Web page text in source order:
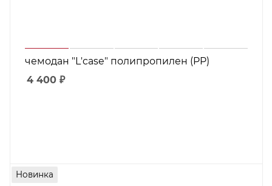
чемодан "L'case" полипропилен (PP)
4 400 ₽
Новинка